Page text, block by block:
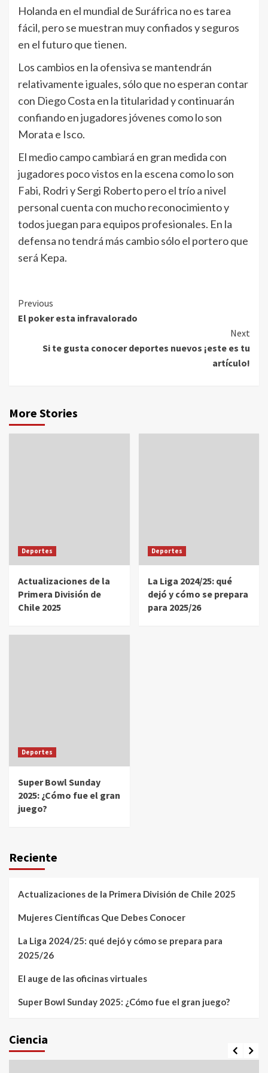
Holanda en el mundial de Suráfrica no es tarea
fácil, pero se muestran muy confiados y seguros
en el futuro que tienen.
Los cambios en la ofensiva se mantendrán
relativamente iguales, sólo que no esperan contar
con Diego Costa en la titularidad y continuarán
confiando en jugadores jóvenes como lo son
Morata e Isco.
El medio campo cambiará en gran medida con
jugadores poco vistos en la escena como lo son
Fabi, Rodri y Sergi Roberto pero el trío a nivel
personal cuenta con mucho reconocimiento y
todos juegan para equipos profesionales. En la
defensa no tendrá más cambio sólo el portero que
será Kepa.
Continue
Reading
Previous
El poker esta infravalorado
Next
Si te gusta conocer deportes nuevos ¡este es tu
artículo!
More Stories
Deportes
Actualizaciones de la
Primera División de
Chile 2025
Deportes
La Liga 2024/25: qué
dejó y cómo se prepara
para 2025/26
Deportes
Super Bowl Sunday
2025: ¿Cómo fue el gran
juego?
Reciente
Actualizaciones de la Primera División de Chile 2025
Mujeres Científicas Que Debes Conocer
La Liga 2024/25: qué dejó y cómo se prepara para
2025/26
El auge de las oficinas virtuales
Super Bowl Sunday 2025: ¿Cómo fue el gran juego?
Ciencia